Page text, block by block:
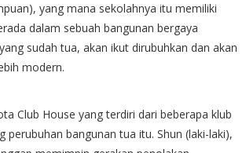
yang mana sekolahnya itu memiliki
dalam sebuah bangunan bergaya
sudah tua, akan ikut dirubuhkan dan akan
modern.
Club House yang terdiri dari beberapa klub
perubuhan bangunan tua itu. Shun (laki-laki),